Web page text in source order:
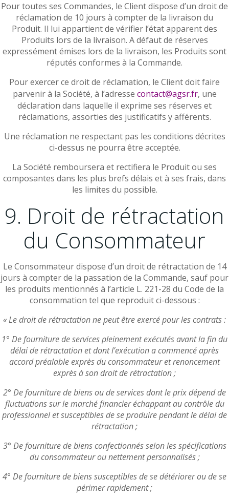
Pour toutes ses Commandes, le Client dispose d’un droit de
réclamation de 10 jours à compter de la livraison du
Produit. Il lui appartient de vérifier l’état apparent des
Produits lors de la livraison. A défaut de réserves
expressément émises lors de la livraison, les Produits sont
réputés conformes à la Commande.
Pour exercer ce droit de réclamation, le Client doit faire
parvenir à la Société, à l’adresse contact@agsr.fr, une
déclaration dans laquelle il exprime ses réserves et
réclamations, assorties des justificatifs y afférents.
Une réclamation ne respectant pas les conditions décrites
ci-dessus ne pourra être acceptée.
La Société remboursera et rectifiera le Produit ou ses
composantes dans les plus brefs délais et à ses frais, dans
les limites du possible.
9. Droit de rétractation
du Consommateur
Le Consommateur dispose d’un droit de rétractation de 14
jours à compter de la passation de la Commande, sauf pour
les produits mentionnés à l’article L. 221-28 du Code de la
consommation tel que reproduit ci-dessous :
« Le droit de rétractation ne peut être exercé pour les contrats :
1° De fourniture de services pleinement exécutés avant la fin du
délai de rétractation et dont l’exécution a commencé après
accord préalable exprès du consommateur et renoncement
exprès à son droit de rétractation ;
2° De fourniture de biens ou de services dont le prix dépend de
fluctuations sur le marché financier échappant au contrôle du
professionnel et susceptibles de se produire pendant le délai de
rétractation ;
3° De fourniture de biens confectionnés selon les spécifications
du consommateur ou nettement personnalisés ;
4° De fourniture de biens susceptibles de se détériorer ou de se
périmer rapidement ;